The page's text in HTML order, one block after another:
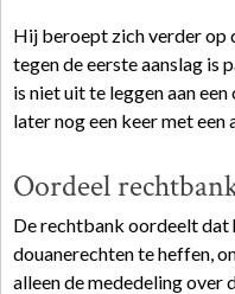
Hij beroept zich verder op
tegen de eerste aanslag is
is niet uit te leggen aan
later nog een keer met
Oordeel
De rechtbank oordeelt dat
douanerechten te heffen,
alleen de mededeling over